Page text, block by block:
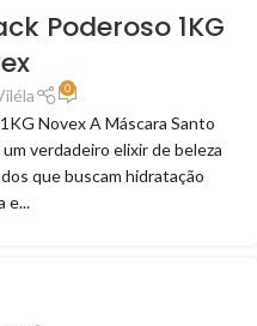
Poderoso 1KG
0
Novex A Máscara Santo
verdadeiro elixir de beleza
que buscam hidratação
e...